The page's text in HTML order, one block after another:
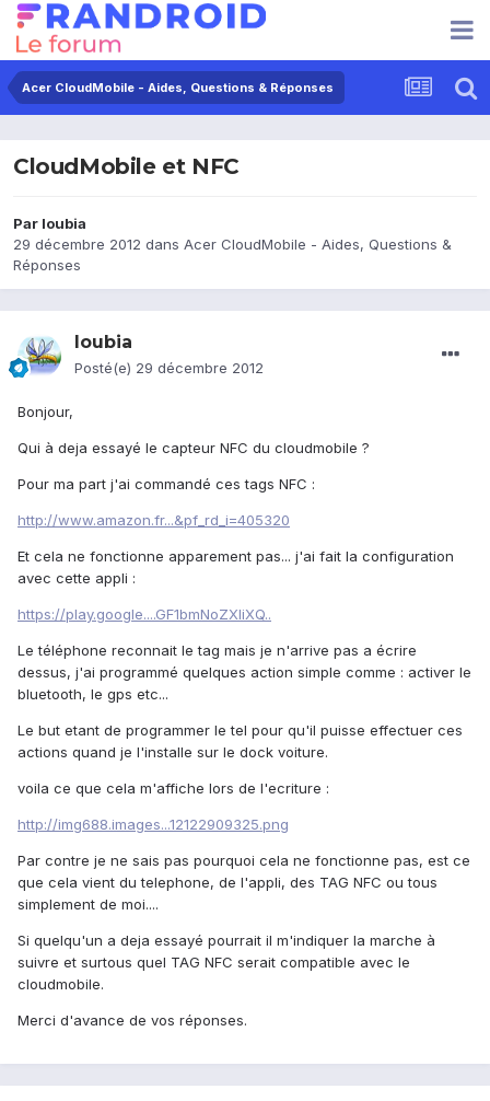
Acer CloudMobile - Aides, Questions & Réponses
CloudMobile et NFC
Par loubia
29 décembre 2012 dans Acer CloudMobile - Aides, Questions &
Réponses
loubia
Posté(e) 29 décembre 2012
Bonjour,
Qui à deja essayé le capteur NFC du cloudmobile ?
Pour ma part j'ai commandé ces tags NFC :
http://www.amazon.fr...&pf_rd_i=405320
Et cela ne fonctionne apparement pas... j'ai fait la configuration
avec cette appli :
https://play.google....GF1bmNoZXIiXQ..
Le téléphone reconnait le tag mais je n'arrive pas a écrire
dessus, j'ai programmé quelques action simple comme : activer le
bluetooth, le gps etc...
Le but etant de programmer le tel pour qu'il puisse effectuer ces
actions quand je l'installe sur le dock voiture.
voila ce que cela m'affiche lors de l'ecriture :
http://img688.images...12122909325.png
Par contre je ne sais pas pourquoi cela ne fonctionne pas, est ce
que cela vient du telephone, de l'appli, des TAG NFC ou tous
simplement de moi....
Si quelqu'un a deja essayé pourrait il m'indiquer la marche à
suivre et surtous quel TAG NFC serait compatible avec le
cloudmobile.
Merci d'avance de vos réponses.